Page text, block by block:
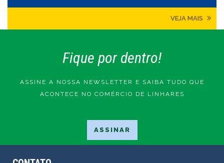
VEJA MAIS
Fique por dentro!
ASSINE A NOSSA NEWSLETTER E SAIBA TUDO QUE
ACONTECE NO COMÉRCIO DE LINHARES